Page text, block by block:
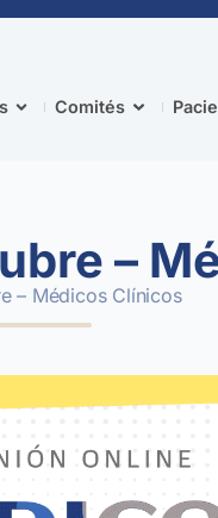
Comités
–
– Médicos Clínicos